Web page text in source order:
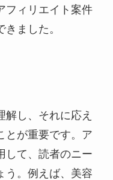
フィリエイト案件
ました。
し、それに応え
とが重要です。ア
して、読者のニー
う。例えば、美容